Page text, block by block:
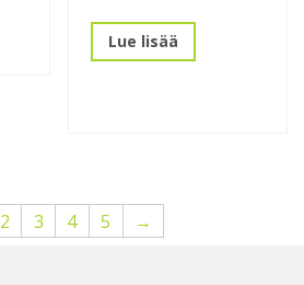
Lue lisää
2 3 4 5 →